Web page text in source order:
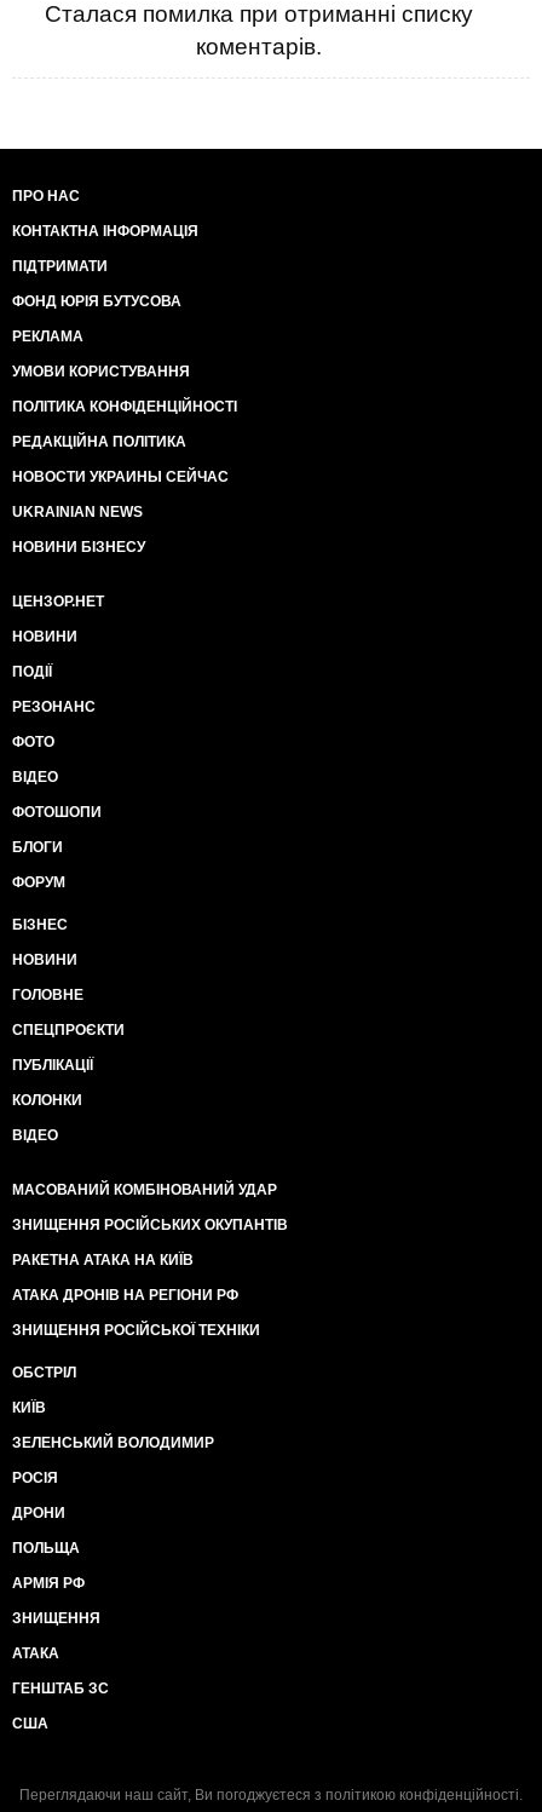
Сталася помилка при отриманні списку
коментарів.
ПРО НАС
КОНТАКТНА ІНФОРМАЦІЯ
ПІДТРИМАТИ
ФОНД ЮРІЯ БУТУСОВА
РЕКЛАМА
УМОВИ КОРИСТУВАННЯ
ПОЛІТИКА КОНФІДЕНЦІЙНОСТІ
РЕДАКЦІЙНА ПОЛІТИКА
НОВОСТИ УКРАИНЫ СЕЙЧАС
UKRAINIAN NEWS
НОВИНИ БІЗНЕСУ
ЦЕНЗОР.НЕТ
НОВИНИ
ПОДІЇ
РЕЗОНАНС
ФОТО
ВІДЕО
ФОТОШОПИ
БЛОГИ
ФОРУМ
БІЗНЕС
НОВИНИ
ГОЛОВНЕ
СПЕЦПРОЄКТИ
ПУБЛІКАЦІЇ
КОЛОНКИ
ВІДЕО
МАСОВАНИЙ КОМБІНОВАНИЙ УДАР
ЗНИЩЕННЯ РОСІЙСЬКИХ ОКУПАНТІВ
РАКЕТНА АТАКА НА КИЇВ
АТАКА ДРОНІВ НА РЕГІОНИ РФ
ЗНИЩЕННЯ РОСІЙСЬКОЇ ТЕХНІКИ
ОБСТРІЛ
КИЇВ
ЗЕЛЕНСЬКИЙ ВОЛОДИМИР
РОСІЯ
ДРОНИ
ПОЛЬЩА
АРМІЯ РФ
ЗНИЩЕННЯ
АТАКА
ГЕНШТАБ ЗС
США
Переглядаючи наш сайт, Ви погоджуєтеся з політикою конфіденційності.